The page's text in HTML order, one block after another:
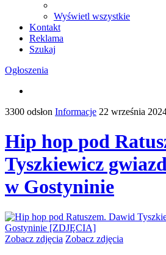
Wyświetl wszystkie
Kontakt
Reklama
Szukaj
Ogłoszenia
3300 odsłon Informacje 22 września
Hip hop pod
Tyszkiewicz
w Gostyninie
Zobacz zdjęcia Zobacz zdjęcia